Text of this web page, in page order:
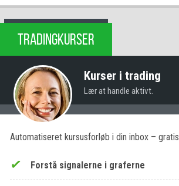
TRADINGKURSER
Kurser i trading
Lær at handle aktivt.
Automatiseret kursusforløb i din inbox – gratis
Forstå signalerne i graferne